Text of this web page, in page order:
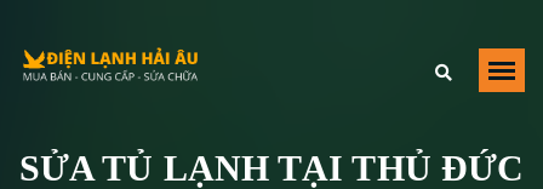
SỬA TỦ LẠNH TẠI THỦ ĐỨC
duc
Số 40 Đường Số 2, Trường Thọ
+84979209223